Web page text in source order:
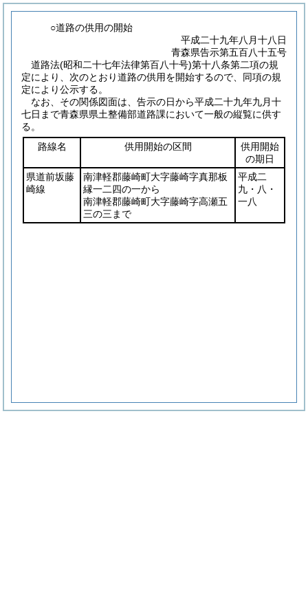
○道路の供用の開始
平成二十九年八月十八日
青森県告示第五百八十五号
道路法(昭和二十七年法律第百八十号)第十八条第二項の規
定により、次のとおり道路の供用を開始するので、同項の規
定により公示する。
なお、その関係図面は、告示の日から平成二十九年九月十
七日まで青森県県土整備部道路課において一般の縦覧に供す
る。
路線名
供用開始の区間
供用開始
の期日
県道前坂藤
崎線
南津軽郡藤崎町大字藤崎字真那板
縁一二四の一から
南津軽郡藤崎町大字藤崎字高瀬五
三の三まで
平成二
九・八・
一八